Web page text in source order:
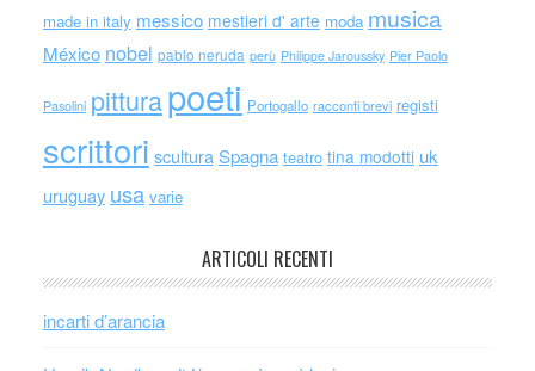
made in italy messico mestieri d' arte moda musica
México nobel pablo neruda perù Philippe Jaroussky Pier Paolo
Pasolini pitturapoeti Portogallo racconti brevi registi
scrittori sculturaSpagna teatro tina modotti uk
uruguay usa varie
ARTICOLI RECENTI
incarti d’arancia